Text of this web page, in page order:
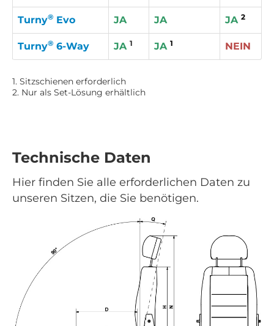
Turny® Evo JA JA JA 2
Turny® 6-Way JA 1 JA 1 NEIN
1. Sitzschienen erforderlich
2. Nur als Set-Lösung erhältlich
Technische Daten
Hier finden Sie alle erforderlichen Daten zu
unseren Sitzen, die Sie benötigen.